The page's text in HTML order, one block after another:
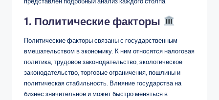
1. Политические факторы
Политические факторы связаны с государственным
вмешательством в экономику. К ним относятся налоговая
политика, трудовое законодательство, экологическое
законодательство, торговые ограничения, пошлины и
политическая стабильность. Влияние государства на
бизнес значительное и может быстро меняться в